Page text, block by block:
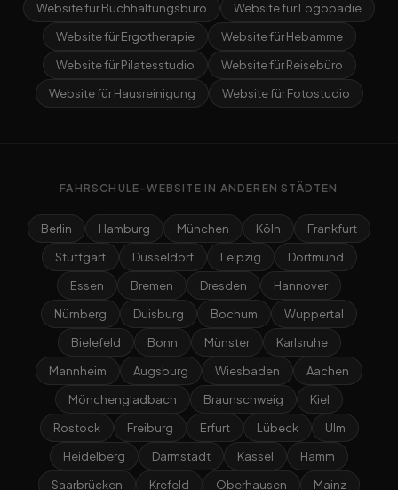
Website für Buchhaltungsbüro
Website für Logopädie
Website für Ergotherapie
Website für Hebamme
Website für Pilatesstudio
Website für Reisebüro
Website für Hausreinigung
Website für Fotostudio
FAHRSCHULE-WEBSITE IN ANDEREN STÄDTEN
Berlin Hamburg München Köln
Frankfurt
Stuttgart
Düsseldorf Leipzig
Dortmund
Essen
Bremen Dresden
Hannover
Nürnberg
Duisburg Bochum
Wuppertal
Bielefeld
Bonn Münster
Karlsruhe
Mannheim
Augsburg Wiesbaden
Aachen
Mönchengladbach
Braunschweig
Kiel
Rostock
Freiburg Erfurt Lübeck
Ulm
Heidelberg
Darmstadt Kassel
Hamm
Saarbrücken
Krefeld Oberhausen Mainz